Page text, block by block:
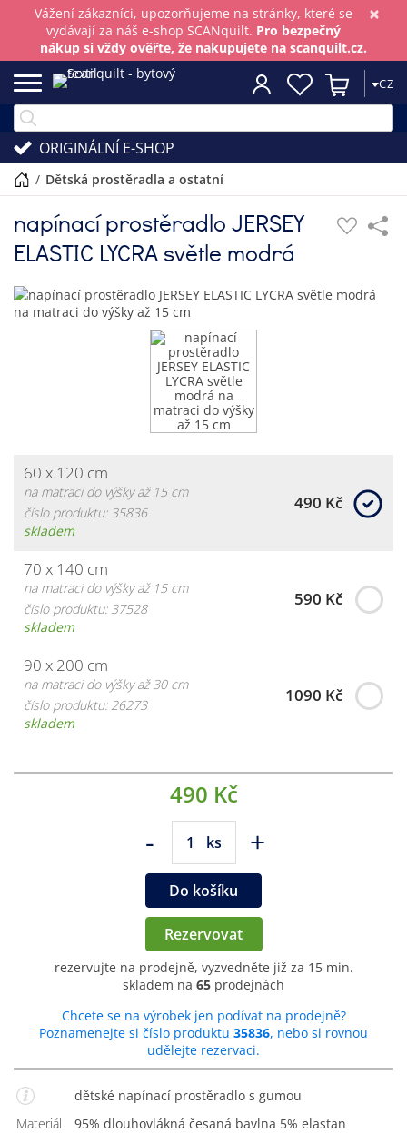
×
Vážení zákazníci, upozorňujeme na stránky, které se
vydávají za náš e-shop SCANquilt. Pro bezpečný
nákup si vždy ověřte, že nakupujete na scanquilt.cz.
CZ
ORIGINÁLNÍ E-SHOP
/ dětská prostěradla a ostatní
napínací prostěradlo JERSEY
ELASTIC LYCRA světle modrá
60 x 120 cm
na matraci do výšky až 15 cm
číslo produktu: 35836
skladem
490 Kč
70 x 140 cm
na matraci do výšky až 15 cm
číslo produktu: 37528
skladem
590 Kč
90 x 200 cm
na matraci do výšky až 30 cm
číslo produktu: 26273
skladem
1090 Kč
490 Kč
- ks +
Do košíku
Rezervovat
rezervujte na prodejně, vyzvedněte již za 15 min.
skladem na 65 prodejnách
Chcete se na výrobek jen podívat na prodejně?
Poznamenejte si číslo produktu 35836, nebo si rovnou
udělejte rezervaci.
dětské napínací prostěradlo s gumou
Materiál
95% dlouhovlákná česaná bavlna 5% elastan